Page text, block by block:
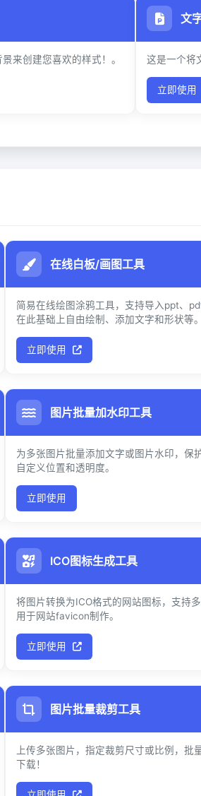
来创建您喜欢的样式！。
文
这是一个将
立即使用
在线白板/画图工具
简易在线绘图涂鸦工具，支持导入ppt、
在此基础上自由绘制、添加文字和形状等。
立即使用
图片批量加水印工具
为多张图片批量添加文字或图片水印，保
自定义位置和透明度。
立即使用
ICO图标生成工具
将图片转换为ICO格式的网站图标，支持
用于网站favicon制作。
立即使用
图片批量裁剪工具
上传多张图片，指定裁剪尺寸或比例，批
下载！